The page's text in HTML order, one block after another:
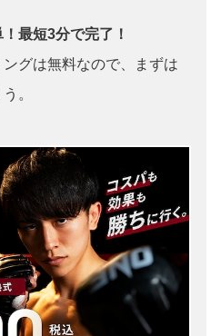
最短3分で完了！
グは無料なので、まずは
。